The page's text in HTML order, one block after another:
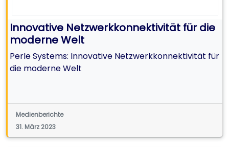
Innovative Netzwerkkonnektivität für die
moderne Welt
Perle Systems: Innovative Netzwerkkonnektivität für
die moderne Welt
Medienberichte
31. März 2023